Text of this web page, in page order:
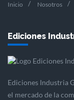
Inicio Nosotros
Ediciones
Ediciones Industria
el mercado de la